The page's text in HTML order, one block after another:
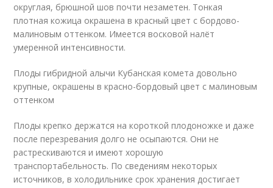
округлая, брюшной шов почти незаметен. Тонкая
плотная кожица окрашена в красный цвет с бордово-
малиновым оттенком. Имеется восковой налёт
умеренной интенсивности.
Плоды гибридной алычи Кубанская комета довольно
крупные, окрашены в красно-бордовый цвет с малиновым
оттенком
Плоды крепко держатся на короткой плодоножке и даже
после перезревания долго не осыпаются. Они не
растрескиваются и имеют хорошую
транспортабельность. По сведениям некоторых
источников, в холодильнике срок хранения достигает